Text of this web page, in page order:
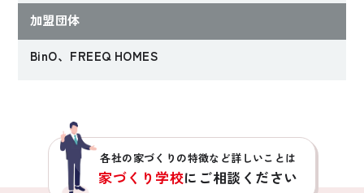
Wさんファミリー
【兵庫県神戸市】
加盟団体
BinO、FREEQ HOMES
各社の家づくりの特徴など詳しいことは
家づくり学校にご相談ください